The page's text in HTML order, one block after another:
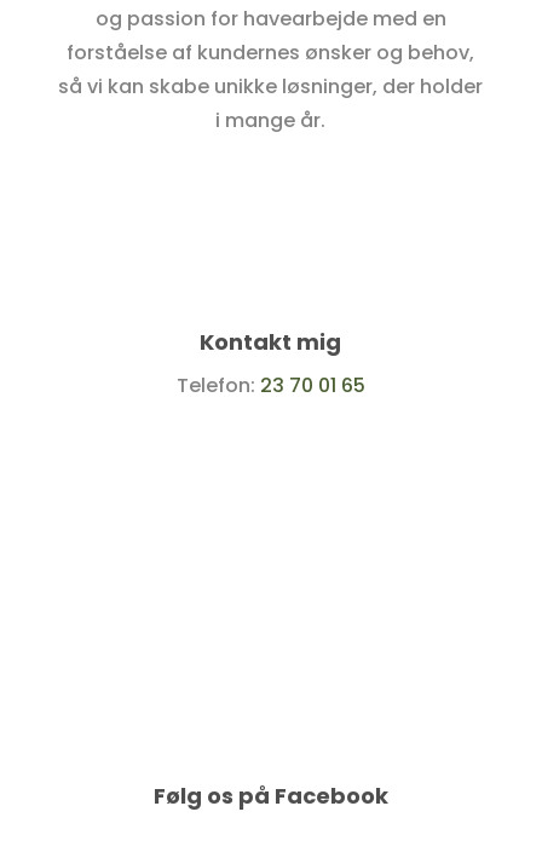
og passion for havearbejde med en
forståelse af kundernes ønsker og behov,
så vi kan skabe unikke løsninger, der holder
i mange år.
Kontakt mig
Telefon: 23 70 01 65
Følg os på Facebook